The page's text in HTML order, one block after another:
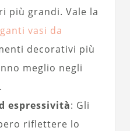
più grandi. Vale la
vasi da
decorativi più
meglio negli
espressività: Gli
riflettere lo